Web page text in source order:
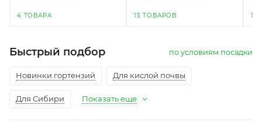
4 ТОВАРА 15 ТОВАРОВ
Быстрый подбор по условиям посадки
Новинки гортензий Для кислой почвы
Для Сибири Показать еще